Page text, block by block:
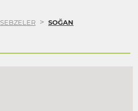
SEBZELER > SOĞAN